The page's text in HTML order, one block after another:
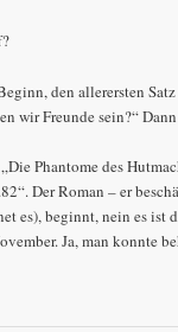
den allerersten
wir Freunde sein?“
Phantome des
Der Roman – er
es), beginnt, nein es ist
Ja, man konnte